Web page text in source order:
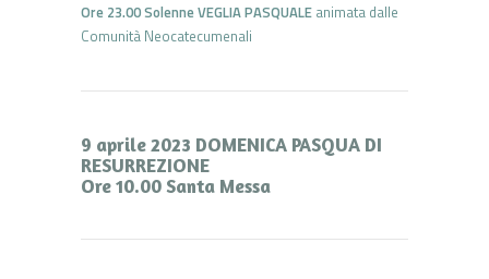
Ore 23.00 Solenne VEGLIA PASQUALE animata dalle
Comunità Neocatecumenali
9 aprile 2023 DOMENICA PASQUA DI
RESURREZIONE
Ore 10.00 Santa Messa